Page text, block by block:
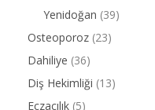
Yenidoğan (39)
Osteoporoz (23)
Dahiliye (36)
Diş Hekimliği (13)
Eczacılık (5)